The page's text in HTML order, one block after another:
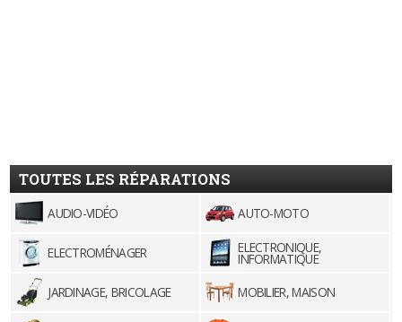
TOUTES LES RÉPARATIONS
AUDIO-VIDÉO AUTO-MOTO
ELECTROMÉNAGER ELECTRONIQUE,
INFORMATIQUE
JARDINAGE, BRICOLAGE
MOBILIER, MAISON